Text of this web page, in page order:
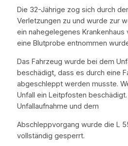
Die 32-Jährige zog sich durch
Verletzungen zu und wurde zur
ein nahegelegenes Krankenhaus
eine Blutprobe entnommen
Das Fahrzeug wurde bei dem
beschädigt, dass es durch eine
abgeschleppt werden musste.
Unfall ein Leitpfosten
Unfallaufnahme und dem
Abschleppvorgang wurde die L
vollständig gesperrt.